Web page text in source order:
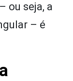
ou seja, a
– é